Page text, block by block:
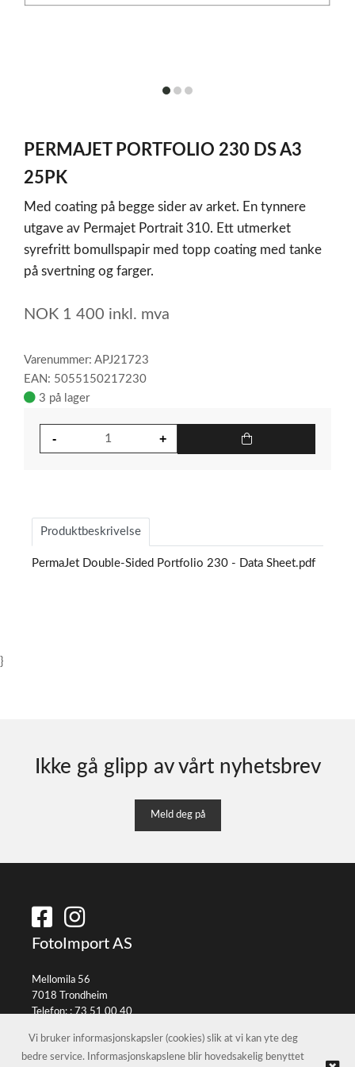
itemitemitem
of
3
PERMAJET PORTFOLIO 230 DS A3
25PK
Med coating på begge sider av arket. En tynnere
utgave av Permajet Portrait 310. Ett utmerket
syrefritt bomullspapir med topp coating med tanke
på svertning og farger.
NOK 1 400 inkl. mva
Varenummer: APJ21723
EAN: 5055150217230
3 på lager
Produktbeskrivelse
PermaJet Double-Sided Portfolio 230 - Data Sheet.pdf
}
Ikke gå glipp av vårt nyhetsbrev
Meld deg på
FotoImport AS
Mellomila 56
7018 Trondheim
Telefon: :73 51 00 40
Vi bruker informasjonskapsler (cookies) slik at vi kan yte deg
bedre service. Informasjonskapslene blir hovedsakelig benyttet